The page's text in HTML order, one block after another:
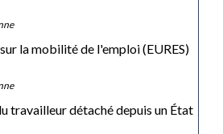
la mobilité de l'emploi (EURES)
travailleur détaché depuis un État